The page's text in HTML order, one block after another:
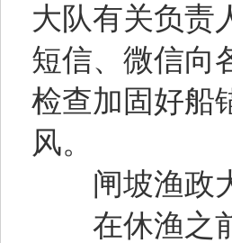
大队有关负责
短信、微信向
检查加固好船
风。
闸坡渔政大
在休渔之前